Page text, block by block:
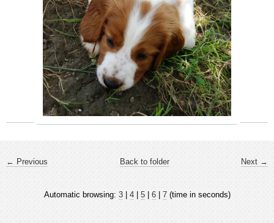
← Previous Next →
Back to folder
Automatic browsing: 3| 4| 5| 6| 7(time in seconds)